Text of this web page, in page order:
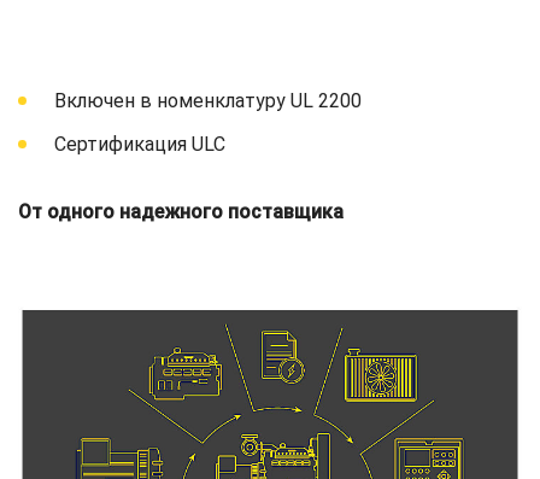
Включен в номенклатуру UL 2200
Сертификация ULC
От одного надежного поставщика